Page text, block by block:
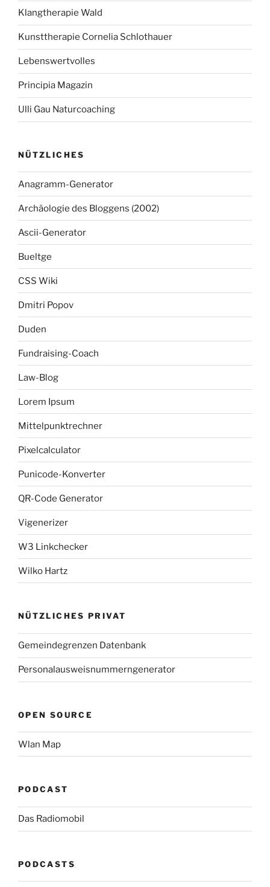
Klangtherapie Wald
Kunsttherapie Cornelia Schlothauer
Lebenswertvolles
Principia Magazin
Ulli Gau Naturcoaching
NÜTZLICHES
Anagramm-Generator
Archäologie des Bloggens (2002)
Ascii-Generator
Bueltge
CSS Wiki
Dmitri Popov
Duden
Fundraising-Coach
Law-Blog
Lorem Ipsum
Mittelpunktrechner
Pixelcalculator
Punicode-Konverter
QR-Code Generator
Vigenerizer
W3 Linkchecker
Wilko Hartz
NÜTZLICHES PRIVAT
Gemeindegrenzen Datenbank
Personalausweisnummerngenerator
OPEN SOURCE
Wlan Map
PODCAST
Das Radiomobil
PODCASTS